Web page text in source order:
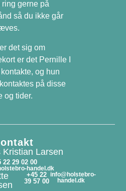
ring gerne på
så du ikke går
det sig om
er det Pernille I
og hun
på disse
og tider.
Kristian Larsen
22 29 02 00
handel.dk
+45 22
39 57 00
info@holstebro-
handel.dk